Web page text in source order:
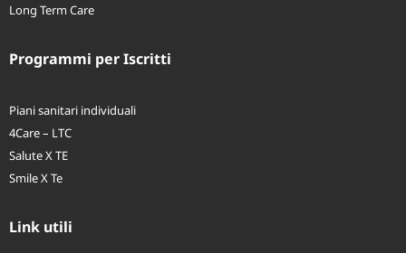
Long Term Care
Programmi per Iscritti
Piani sanitari individuali
4Care – LTC
Salute X TE
Smile X Te
Link utili